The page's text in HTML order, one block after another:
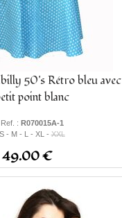
50's Rétro bleu avec
point blanc
Ref. : R070015A-1
- M - L - XL -XXL
49.00 €